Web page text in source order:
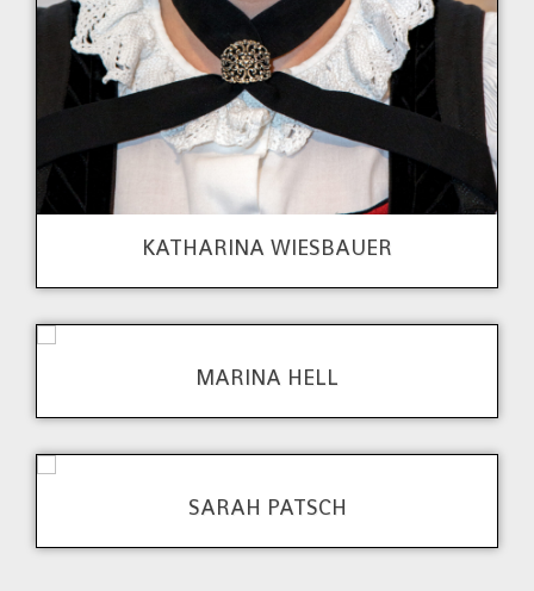
KATHARINA WIESBAUER
MARINA HELL
SARAH PATSCH